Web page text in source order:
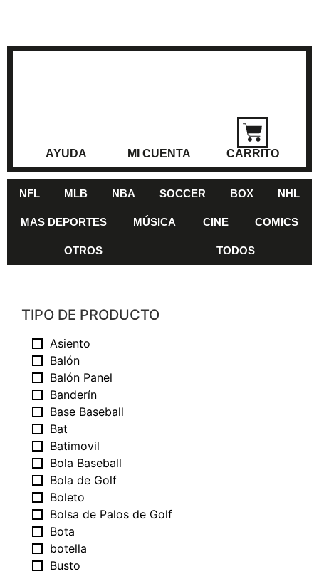
AYUDA MI CUENTA CARRITO
NFL MLB NBA SOCCER BOX NHL
MAS DEPORTES MÚSICA CINE COMICS
OTROS TODOS
TIPO DE PRODUCTO
Asiento
Balón
Balón Panel
Banderín
Base Baseball
Bat
Batimovil
Bola Baseball
Bola de Golf
Boleto
Bolsa de Palos de Golf
Bota
botella
Busto